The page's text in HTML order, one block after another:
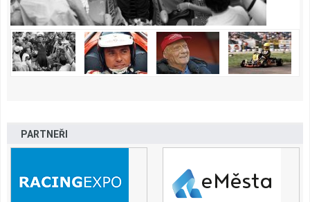
PARTNEŘI